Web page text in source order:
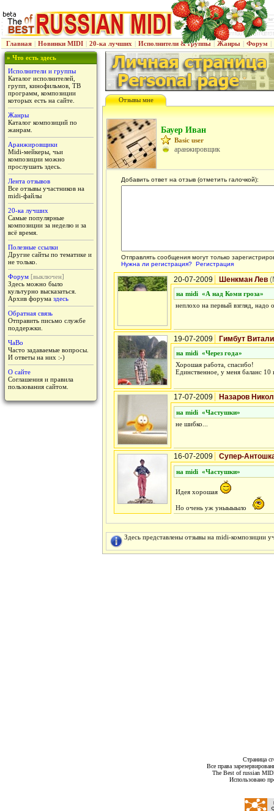
Главная | Новинки MIDI | 20-ка лучших | Исполнители & группы | Жанры | Форум |
» Что есть здесь
Исполнители и группы
Каталог исполнителей,
групп, кинофильмов, ТВ
программ, композиции
которых есть на сайте.
Жанры
Каталог композиций по
жанрам.
Аранжировщики
Midi-мейкеры, чьи
композиции можно
прослушать здесь.
Лента отзывов
Все отзывы участников на
midi-файлы
20-ка лучших
Самые популярные
композиции за неделю и за
всё время.
Полезные ссылки
Другие сайты по тематике и
не только.
Форум [выключен]
Здесь можно было
культурно высказаться.
Архив форума здесь
Обратная связь
Отправить письмо службе
поддержки.
ЧаВо
Часто задаваемые вопросы.
И ответы на них :-)
О сайте
Соглашения и правила
пользования сайтом.
Отзывы мне
Бауер Иван
Basic user
аранжировщик
Добавить ответ на отзыв (отметить галочкой):
Отправлять сообщения могут только
Нужна ли регистрация? Регистрация
20-07-2009 Шенкман Лев
на midi «А над Коми гроза»
неплохо на первый взгляд, надо
19-07-2009 Гимбут
на midi «Через года»
Хорошая работа, спасибо!
Единственное, у меня баланс
17-07-2009 Назаров
на midi «Частушки»
не шибко...
16-07-2009 Супер-
на midi «Частушки»
Идея хорошая
Но очень уж уныыыыло
Здесь представлены отзывы на midi-композиции
Страница
Все права
The Best of russian
Использовано